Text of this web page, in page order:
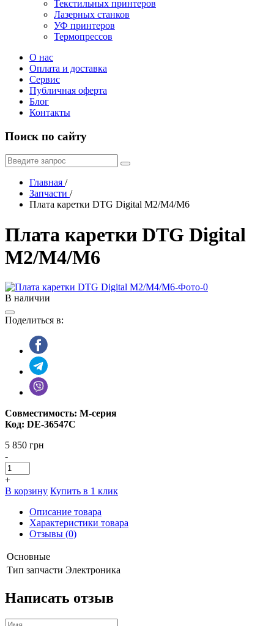
Текстильных принтеров
Лазерных станков
УФ принтеров
Термопрессов
О нас
Оплата и доставка
Сервис
Публичная оферта
Блог
Контакты
Поиск по сайту
Главная /
Запчасти /
Плата каретки DTG Digital M2/M4/M6
Плата каретки DTG Digital
M2/M4/M6
В наличии
Поделиться в:
Совместимость: М-серия
Код: DE-36547C
5 850 грн
-
+
В корзину Купить в 1 клик
Описание товара
Характеристики товара
Отзывы (0)
Основные
Тип запчасти Электроника
Написать отзыв